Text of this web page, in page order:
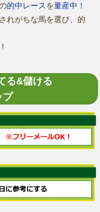
的中レース を量産中！
れがちな馬を選び、的
る&儲ける
プ